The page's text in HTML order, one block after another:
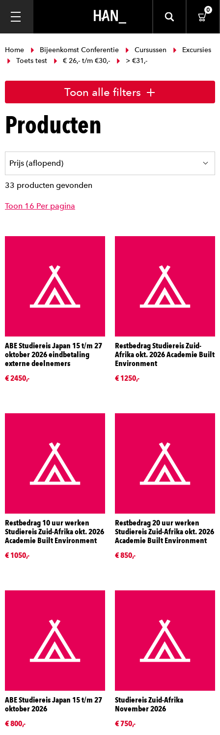
0
Home Bijeenkomst Conferentie Cursussen
Excursies
Toets test
€ 26,- t/m €30,- > €31,-
Toon alle filters
Producten
33 producten gevonden
Toon 16 Per pagina
ABE Studiereis Japan 15 t/m 27
oktober 2026 eindbetaling
externe deelnemers
€ 2450,-
Restbedrag Studiereis Zuid-
Afrika okt. 2026 Academie Built
Environment
€ 1250,-
Restbedrag 10 uur werken
Studiereis Zuid-Afrika okt. 2026
Academie Built Environment
€ 1050,-
Restbedrag 20 uur werken
Studiereis Zuid-Afrika okt. 2026
Academie Built Environment
€ 850,-
ABE Studiereis Japan 15 t/m 27
oktober 2026
€ 800,-
Studiereis Zuid-Afrika
November 2026
€ 750,-